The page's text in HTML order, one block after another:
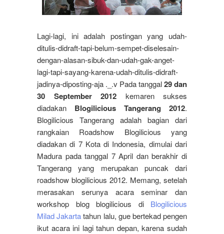
Lagi-lagi, ini adalah postingan yang udah-
ditulis-didraft-tapi-belum-sempet-diselesain-
dengan-alasan-sibuk-dan-udah-gak-anget-
lagi-tapi-sayang-karena-udah-ditulis-didraft-
jadinya-diposting-aja ._.v Pada tanggal29 dan
30 September 2012 kemaren sukses
diadakan Blogilicious Tangerang 2012.
Blogilicious Tangerang adalah bagian dari
rangkaian Roadshow Blogilicious yang
diadakan di 7 Kota di Indonesia, dimulai dari
Madura pada tanggal 7 April dan berakhir di
Tangerang yang merupakan puncak dari
roadshow blogilicious 2012. Memang, setelah
merasakan serunya acara seminar dan
workshop blog blogilicious di Blogilicious
Milad Jakartatahun lalu, gue bertekad pengen
ikut acara ini lagi tahun depan, karena sudah